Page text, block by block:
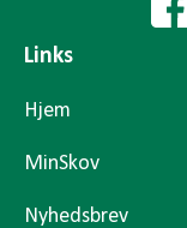
Links
Hjem
MinSkov
Nyhedsbrev